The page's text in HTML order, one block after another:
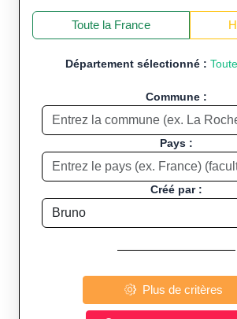
Toute la France
Département sélectionné :
Commune :
Pays :
Créé par :
Plus de critères